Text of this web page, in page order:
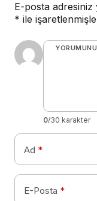
E-posta adresiniz
* ile
0/30 karakter
Ad *
E-Posta *